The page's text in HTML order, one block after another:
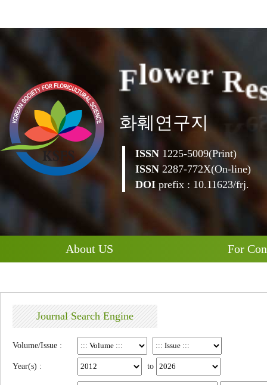
Flower Re
화훼연구지
ISSN 1225-5009(Print)
ISSN 2287-772X(On-line)
DOI prefix : 10.11623/frj.
About US For
Journal Search Engine
Volume/Issue :
Year(s) : to